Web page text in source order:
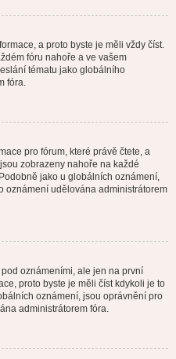
a proto byste je měli vždy číst.
fóru nahoře a ve vašem
tématu jako globálního
fóra.
pro fórum, které právě čtete, a
zobrazeny nahoře na každé
jako u globálních oznámení,
oznámení udělována administrátorem
oznámeními, ale jen na první
proto byste je měli číst kdykoli je to
oznámení, jsou oprávnění pro
administrátorem fóra.